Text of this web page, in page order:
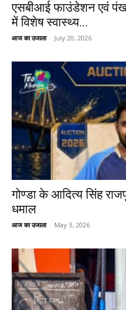
एसबीआई फाउंडेशन एवं
में विशेष स्वास्थ्य...
आज का उजाला - July 20, 2026
गोण्डा के आदित्य सिंह
धमाल
आज का उजाला - May 3, 2026